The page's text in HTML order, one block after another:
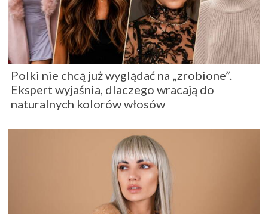
Polki nie chcą już wyglądać na „zrobione”.
Ekspert wyjaśnia, dlaczego wracają do
naturalnych kolorów włosów